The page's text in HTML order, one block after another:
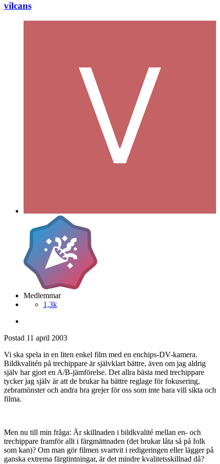
vilcans
Medlemmar
1,3k
Postad 11 april 2003
Vi ska spela in en liten enkel film med en enchips-DV-kamera.
Bildkvalitén på trechippare är självklart bättre, även om jag aldrig
själv har gjort en A/B-jämförelse. Det allra bästa med trechippare
tycker jag själv är att de brukar ha bättre reglage för fokusering,
zebramönster och andra bra grejer för oss som inte bara vill sikta och
filma.
Men nu till min fråga: Är skillnaden i bildkvalité mellan en- och
trechippare framför allt i färgmättnaden (det brukar låta så på folk
som kan)? Om man gör filmen svartvit i redigeringen eller lägger på
ganska extrema färgtintningar, är det mindre kvalitetsskillnad då?